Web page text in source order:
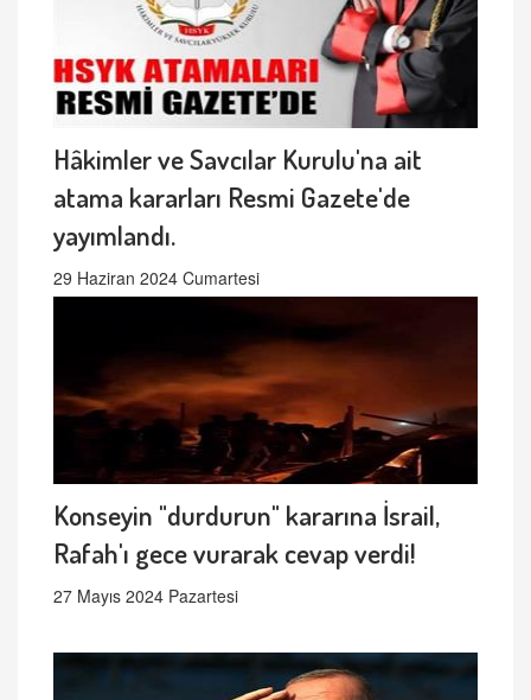
Hâkimler ve Savcılar Kurulu'na ait
atama kararları Resmi Gazete'de
yayımlandı.
29 Haziran 2024 Cumartesi
Konseyin "durdurun" kararına İsrail,
Rafah'ı gece vurarak cevap verdi!
27 Mayıs 2024 Pazartesi